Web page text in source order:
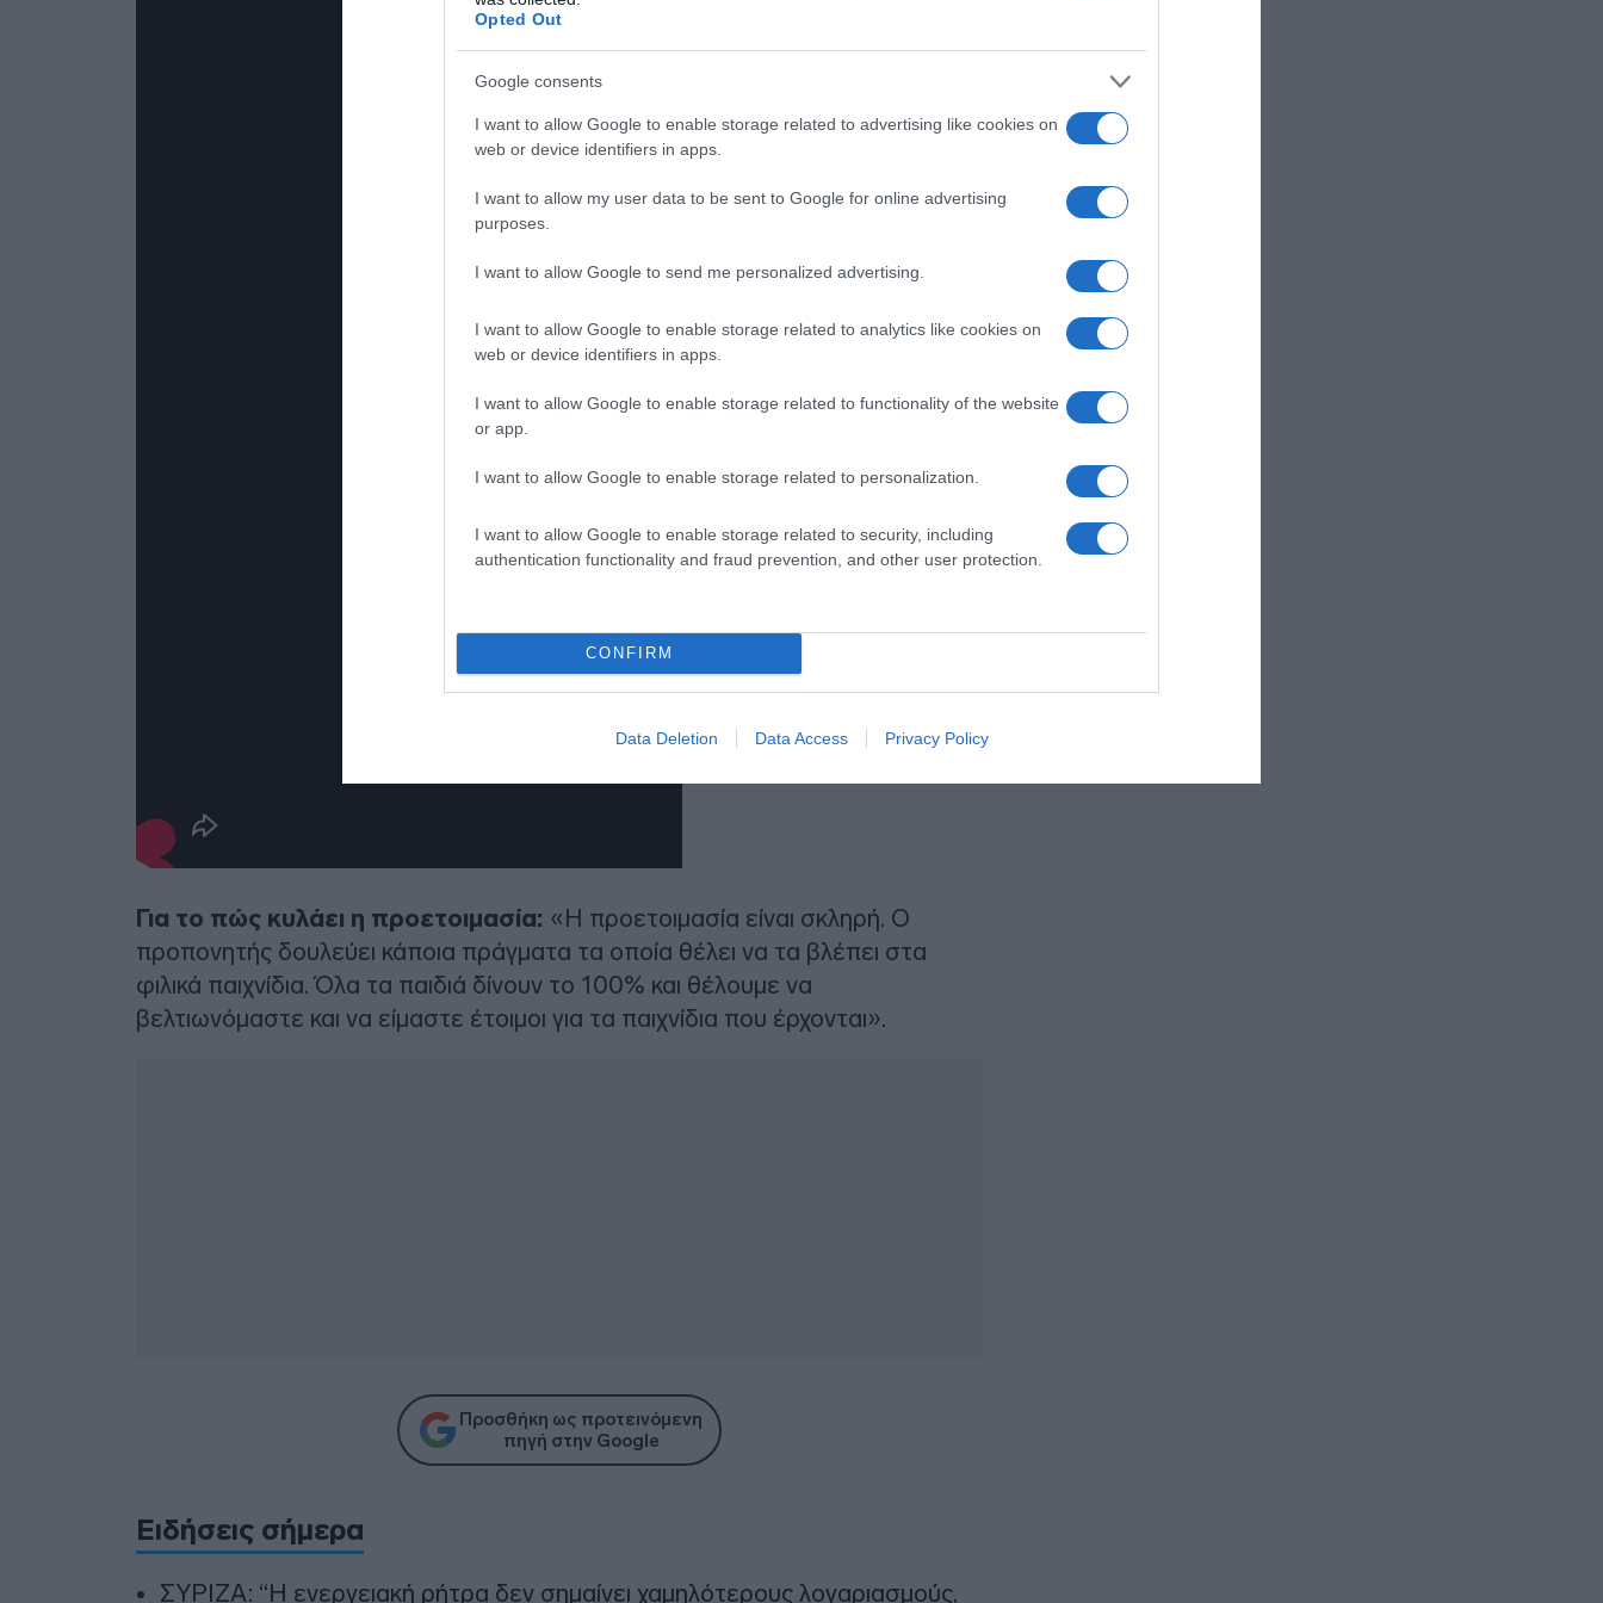
Opted Out
Google consents
I want to allow Google to enable storage related to advertising like cookies on
web or device identifiers in apps.
I want to allow my user data to be sent to Google for online advertising
purposes.
I want to allow Google to send me personalized advertising.
I want to allow Google to enable storage related to analytics like cookies on
web or device identifiers in apps.
I want to allow Google to enable storage related to functionality of the website
or app.
I want to allow Google to enable storage related to personalization.
I want to allow Google to enable storage related to security, including
authentication functionality and fraud prevention, and other user protection.
CONFIRM
Data Deletion Data Access Privacy Policy
Για το πώς κυλάει η προετοιμασία: «Η προετοιμασία είναι σκληρή. Ο
προπονητής δουλεύει κάποια πράγματα τα οποία θέλει να τα βλέπει στα
φιλικά παιχνίδια. Όλα τα παιδιά δίνουν το 100% και θέλουμε να
βελτιωνόμαστε και να είμαστε έτοιμοι για τα παιχνίδια που έρχονται».
Προσθήκη ως προτεινόμενη
πηγή στην Google
Ειδήσεις σήμερα
ΣΥΡΙΖΑ: “Η ενεργειακή ρήτρα δεν σημαίνει χαμηλότερους λογαριασμούς,